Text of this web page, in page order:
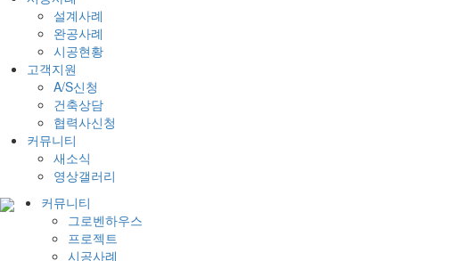
설계사례
완공사례
시공현황
고객지원
A/S신청
건축상담
협력사신청
커뮤니티
새소식
영상갤러리
커뮤니티
그로벤하우스
프로젝트
시공사례